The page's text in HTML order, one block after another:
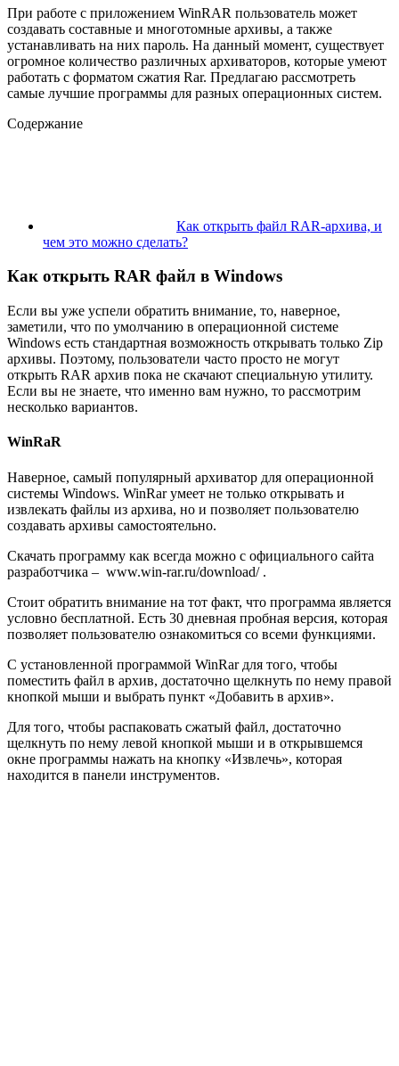
При работе с приложением WinRAR пользователь может
создавать составные и многотомные архивы, а также
устанавливать на них пароль. На данный момент, существует
огромное количество различных архиваторов, которые умеют
работать с форматом сжатия Rar. Предлагаю рассмотреть
самые лучшие программы для разных операционных систем.
Содержание
Как открыть файл RAR-архива, и
чем это можно сделать?
Как открыть RAR файл в Windows
Если вы уже успели обратить внимание, то, наверное,
заметили, что по умолчанию в операционной системе
Windows есть стандартная возможность открывать только Zip
архивы. Поэтому, пользователи часто просто не могут
открыть RAR архив пока не скачают специальную утилиту.
Если вы не знаете, что именно вам нужно, то рассмотрим
несколько вариантов.
WinRaR
Наверное, самый популярный архиватор для операционной
системы Windows. WinRar умеет не только открывать и
извлекать файлы из архива, но и позволяет пользователю
создавать архивы самостоятельно.
Скачать программу как всегда можно с официального сайта
разработчика – www.win-rar.ru/download/ .
Стоит обратить внимание на тот факт, что программа является
условно бесплатной. Есть 30 дневная пробная версия, которая
позволяет пользователю ознакомиться со всеми функциями.
С установленной программой WinRar для того, чтобы
поместить файл в архив, достаточно щелкнуть по нему правой
кнопкой мыши и выбрать пункт «Добавить в архив».
Для того, чтобы распаковать сжатый файл, достаточно
щелкнуть по нему левой кнопкой мыши и в открывшемся
окне программы нажать на кнопку «Извлечь», которая
находится в панели инструментов.